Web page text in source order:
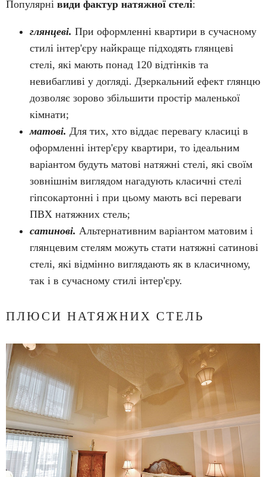
Популярні види фактур натяжної стелі:
глянцеві. При оформленні квартири в сучасному
стилі інтер'єру найкраще підходять глянцеві
стелі, які мають понад 120 відтінків та
невибагливі у догляді. Дзеркальний ефект глянцю
дозволяє зорово збільшити простір маленької
кімнати;
матові. Для тих, хто віддає перевагу класиці в
оформленні інтер'єру квартири, то ідеальним
варіантом будуть матові натяжні стелі, які своїм
зовнішнім виглядом нагадують класичні стелі
гіпсокартонні і при цьому мають всі переваги
ПВХ натяжних стель;
сатинові. Альтернативним варіантом матовим і
глянцевим стелям можуть стати натяжні сатинові
стелі, які відмінно виглядають як в класичному,
так і в сучасному стилі інтер'єру.
ПЛЮСИ НАТЯЖНИХ СТЕЛЬ